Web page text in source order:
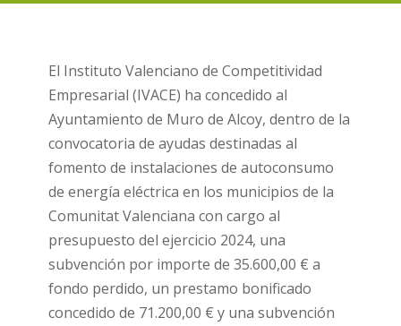
El Instituto Valenciano de Competitividad
Empresarial (IVACE) ha concedido al
Ayuntamiento de Muro de Alcoy, dentro de la
convocatoria de ayudas destinadas al
fomento de instalaciones de autoconsumo
de energía eléctrica en los municipios de la
Comunitat Valenciana con cargo al
presupuesto del ejercicio 2024, una
subvención por importe de 35.600,00 € a
fondo perdido, un prestamo bonificado
concedido de 71.200,00 € y una subvención